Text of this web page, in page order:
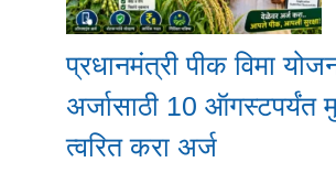
प्रधानमंत्री पीक विमा
अर्जासाठी 10 ऑगस्टपर्यंत
त्वरित करा अर्ज